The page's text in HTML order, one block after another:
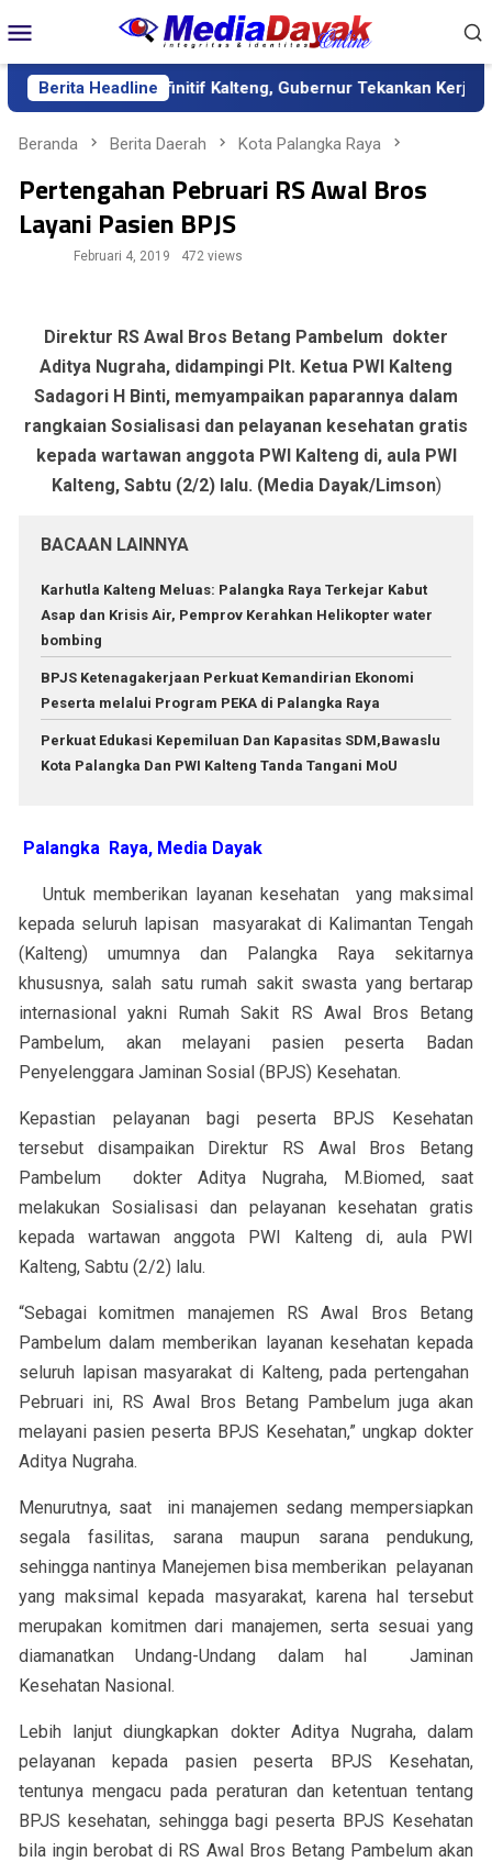
ke
kontenMobile
Berita Headline
Definitif Kalteng, Gubernur Tekankan Kerja Keras dan
Beranda Berita Daerah Kota Palangka Raya
Pertengahan Pebruari RS Awal Bros
Layani Pasien BPJS
Februari 4, 2019 472 views
Direktur RS Awal Bros Betang Pambelum dokter
Aditya Nugraha, didampingi Plt. Ketua PWI Kalteng
Sadagori H Binti, memyampaikan paparannya dalam
rangkaian Sosialisasi dan pelayanan kesehatan gratis
kepada wartawan anggota PWI Kalteng di, aula PWI
Kalteng, Sabtu (2/2) lalu. (Media Dayak/Limson)
BACAAN LAINNYA
Karhutla Kalteng Meluas: Palangka Raya Terkejar Kabut
Asap dan Krisis Air, Pemprov Kerahkan Helikopter water
bombing
BPJS Ketenagakerjaan Perkuat Kemandirian Ekonomi
Peserta melalui Program PEKA di Palangka Raya
Perkuat Edukasi Kepemiluan Dan Kapasitas SDM,Bawaslu
Kota Palangka Dan PWI Kalteng Tanda Tangani MoU
Palangka Raya, Media Dayak
Untuk memberikan layanan kesehatan yang maksimal
kepada seluruh lapisan masyarakat di Kalimantan Tengah
(Kalteng) umumnya dan Palangka Raya sekitarnya
khususnya, salah satu rumah sakit swasta yang bertarap
internasional yakni Rumah Sakit RS Awal Bros Betang
Pambelum, akan melayani pasien peserta Badan
Penyelenggara Jaminan Sosial (BPJS) Kesehatan.
Kepastian pelayanan bagi peserta BPJS Kesehatan
tersebut disampaikan Direktur RS Awal Bros Betang
Pambelum dokter Aditya Nugraha, M.Biomed, saat
melakukan Sosialisasi dan pelayanan kesehatan gratis
kepada wartawan anggota PWI Kalteng di, aula PWI
Kalteng, Sabtu (2/2) lalu.
“Sebagai komitmen manajemen RS Awal Bros Betang
Pambelum dalam memberikan layanan kesehatan kepada
seluruh lapisan masyarakat di Kalteng, pada pertengahan
Pebruari ini, RS Awal Bros Betang Pambelum juga akan
melayani pasien peserta BPJS Kesehatan,” ungkap dokter
Aditya Nugraha.
Menurutnya, saat ini manajemen sedang mempersiapkan
segala fasilitas, sarana maupun sarana pendukung,
sehingga nantinya Manejemen bisa memberikan pelayanan
yang maksimal kepada masyarakat, karena hal tersebut
merupakan komitmen dari manajemen, serta sesuai yang
diamanatkan Undang-Undang dalam hal Jaminan
Kesehatan Nasional.
Lebih lanjut diungkapkan dokter Aditya Nugraha, dalam
pelayanan kepada pasien peserta BPJS Kesehatan,
tentunya mengacu pada peraturan dan ketentuan tentang
BPJS kesehatan, sehingga bagi peserta BPJS Kesehatan
bila ingin berobat di RS Awal Bros Betang Pambelum akan